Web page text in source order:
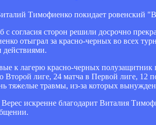
Тимофиенко покидает ровенский
с согласия сторон решили досрочно
отыграл за красно-черных во всех
действиями.
к лагерю красно-черных полузащитник
Второй лиге, 24 матча в Первой лиге,
тяжелые травмы, из-за которых
искренне благодарит Виталия